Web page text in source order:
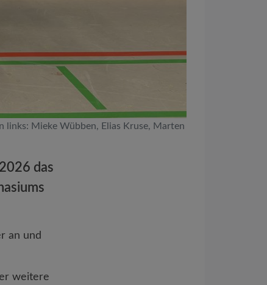
links: Mieke Wübben, Elias Kruse, Marten
das
an und
weitere